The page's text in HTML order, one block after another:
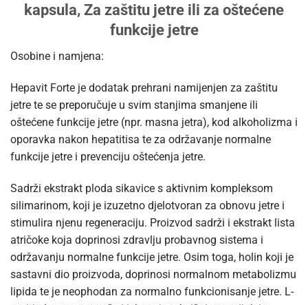
kapsula, Za zaštitu jetre ili za oštećene
funkcije jetre
Osobine i namjena:
Hepavit Forte je dodatak prehrani namijenjen za zaštitu
jetre te se preporučuje u svim stanjima smanjene ili
oštećene funkcije jetre (npr. masna jetra), kod alkoholizma i
oporavka nakon hepatitisa te za održavanje normalne
funkcije jetre i prevenciju oštećenja jetre.
Sadrži ekstrakt ploda sikavice s aktivnim kompleksom
silimarinom, koji je izuzetno djelotvoran za obnovu jetre i
stimulira njenu regeneraciju. Proizvod sadrži i ekstrakt lista
atričoke koja doprinosi zdravlju probavnog sistema i
održavanju normalne funkcije jetre. Osim toga, holin koji je
sastavni dio proizvoda, doprinosi normalnom metabolizmu
lipida te je neophodan za normalno funkcionisanje jetre. L-